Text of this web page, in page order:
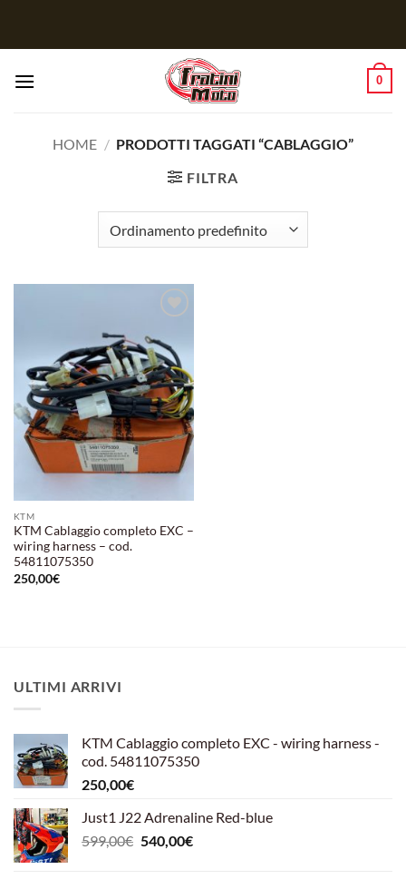
0
HOME / PRODOTTI TAGGATI “CABLAGGIO”
FILTRA
alla lista
dei
desideri
KTM
KTM Cablaggio completo EXC –
wiring harness – cod.
54811075350
250,00€
ULTIMI ARRIVI
KTM Cablaggio completo EXC - wiring harness -
cod. 54811075350
250,00€
Just1 J22 Adrenaline Red-blue
599,00€ Il
540,00€Il